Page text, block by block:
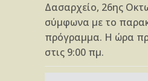
Δασαρχείο, 26ης
σύμφωνα με το
πρόγραμμα. Η ώρα
στις 9:00 πμ.